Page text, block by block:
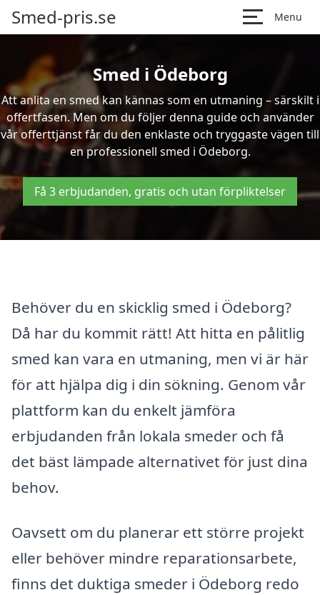
Smed-pris.se Menu
Smed i Ödeborg
Att anlita en smed kan kännas som en utmaning – särskilt i
offertfasen. Men om du följer denna guide och använder
vår offerttjänst får du den enklaste och tryggaste vägen till
en professionell smed i Ödeborg.
Få 3 erbjudanden, gratis och utan förpliktelser
Behöver du en skicklig smed i Ödeborg?
Då har du kommit rätt! Att hitta en pålitlig
smed kan vara en utmaning, men vi är här
för att hjälpa dig i din sökning. Genom vår
plattform kan du enkelt jämföra
erbjudanden från lokala smeder och få
det bäst lämpade alternativet för just dina
behov.
Oavsett om du planerar ett större projekt
eller behöver mindre reparationsarbete,
finns det duktiga smeder i Ödeborg redo